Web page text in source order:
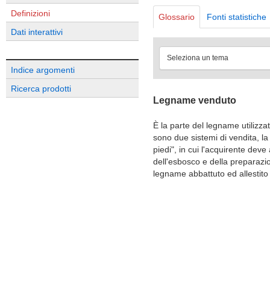
Definizioni
Dati interattivi
Indice argomenti
Ricerca prodotti
Glossario Fonti statistiche
Seleziona un tema
Legname venduto
È la parte del legname
sono due sistemi di vendita,
piedi", in cui l'acquirente
dell'esbosco e della
legname abbattuto ed